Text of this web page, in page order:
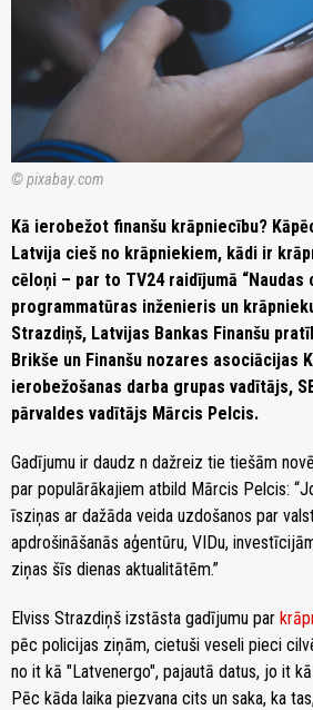
© pixabay.com
Kā ierobežot finanšu krāpniecību?
Latvija cieš no krāpniekiem, kādi ir
cēloņi – par to TV24 raidījumā “Naudas
programmatūras inženieris un
Strazdiņš, Latvijas Bankas Finanšu
Brikše un Finanšu nozares asociācijas
ierobežošanas darba grupas vadītājs,
pārvaldes vadītājs Mārcis Pelcis.
Gadījumu ir daudz n dažreiz tie tiešām
par populārākajiem atbild Mārcis Pelcis:
īsziņas ar dažāda veida uzdošanos par
apdrošināšanās aģentūru, VIDu,
ziņas šīs dienas aktualitātēm.”
Elviss Strazdiņš izstāsta gadījumu par
pēc policijas ziņām, cietuši veseli pieci
no it kā "Latvenergo", pajautā datus, jo it
Pēc kāda laika piezvana cits un saka, ka